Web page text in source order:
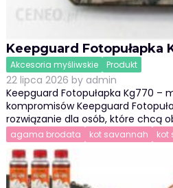
Keepguard Fotopułapka
Akcesoria myśliwskie Produkt
22 lipca 2026 by admin
Keepguard Fotopułapka Kg770 –
kompromisów Keepguard
rozwiązanie dla osób, które chcą
agama brodata kot savannah kot